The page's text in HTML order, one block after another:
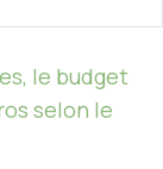
le budget
selon le